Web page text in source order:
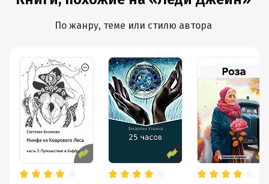
По жанру, теме или стилю автора